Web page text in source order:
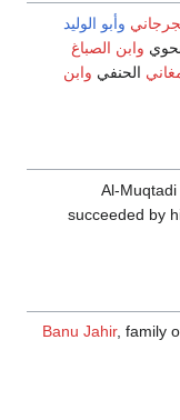
وأبو الوليد
وابن الصباغ
الحنفي وابن
Al-
succeeded by
Banu Jahir, family